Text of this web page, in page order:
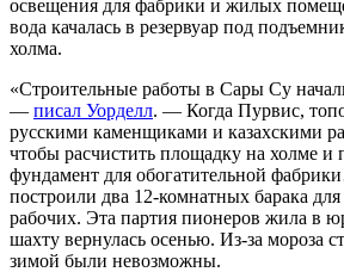
освещения для фабрики и жилых
вода качалась в резервуар под
холма.
«Строительные работы в Сары Су
— писал Уорделл. — Когда Пурвис,
русскими каменщиками и казахскими
чтобы расчистить площадку на холме и
фундамент для обогатительной
построили два 12-комнатных барака
рабочих. Эта партия пионеров жила в
шахту вернулась осенью. Из-за мороза
зимой были невозможны.